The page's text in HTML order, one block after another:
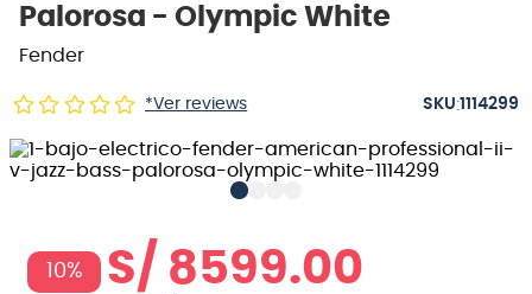
Palorosa - Olympic White
Fender
*Ver reviews :1114299
10% S/ 8599.00